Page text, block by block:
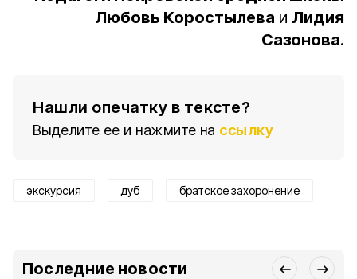
Любовь Коростылева и Лидия
Сазонова.
Нашли опечатку в тексте?
Выделите ее и нажмите на ссылку
экскурсия дуб братское захоронение
Последние новости